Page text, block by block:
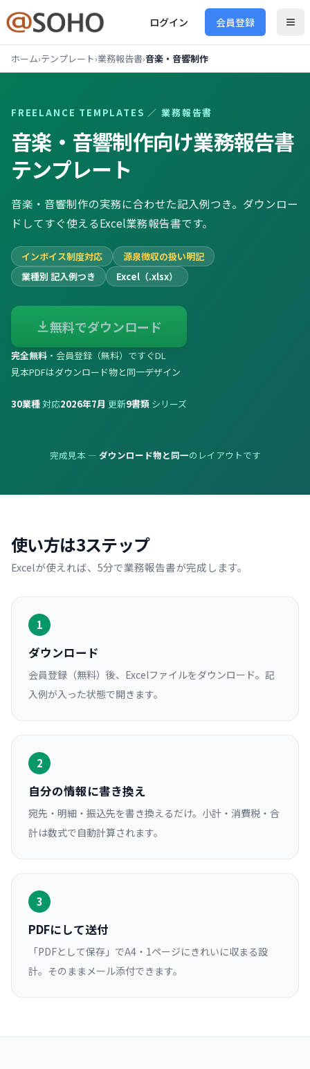
ログイン 会員登録
ホーム›テンプレート›業務報告書›音楽・音響制作
FREELANCE TEMPLATES ／業務報告書
音楽・音響制作向け業務報告書
テンプレート
音楽・音響制作の実務に合わせた記入例つき。ダウンロー
ドしてすぐ使えるExcel業務報告書です。
インボイス制度対応
源泉徴収の扱い明記
業種別 記入例つき
Excel（.xlsx）
無料でダウンロード
完全無料 ・会員登録（無料）ですぐDL
見本PDFはダウンロード物と同一デザイン
30業種対応2026年7月 更新9書類 シリーズ
完成見本 — ダウンロード物と同一のレイアウトです
使い方は3ステップ
Excelが使えれば、5分で業務報告書が完成します。
1
ダウンロード
会員登録（無料）後、Excelファイルをダウンロード。記
入例が入った状態で開きます。
2
自分の情報に書き換え
宛先・明細・振込先を書き換えるだけ。小計・消費税・合
計は数式で自動計算されます。
3
PDFにして送付
「PDFとして保存」でA4・1ページにきれいに収まる設
計。そのままメール添付できます。